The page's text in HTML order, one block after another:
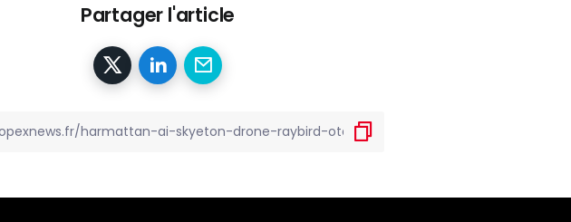
Partager l'article